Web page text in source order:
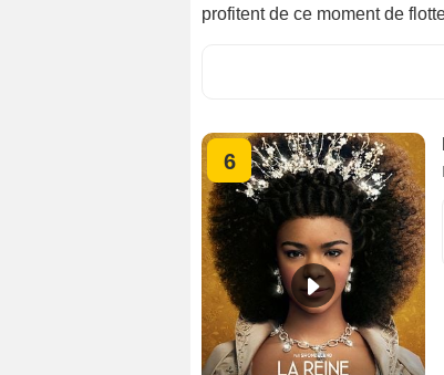
profitent de ce moment de
6